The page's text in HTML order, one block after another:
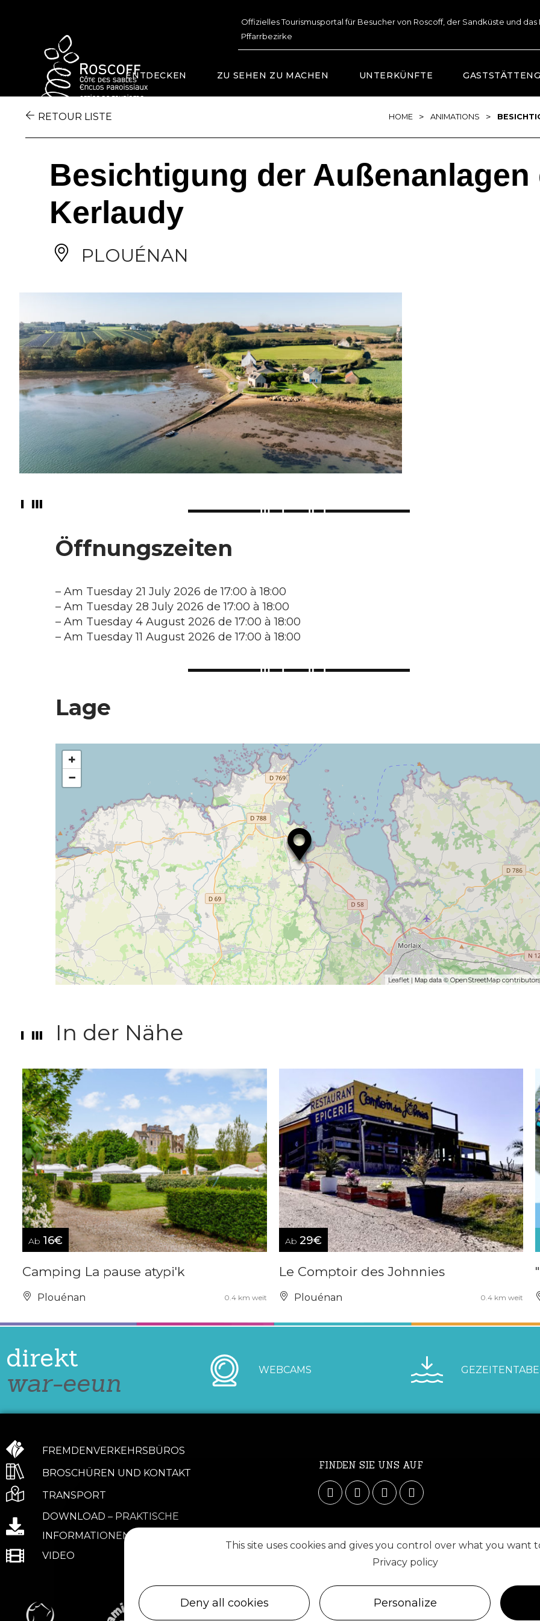
Offizielles Tourismusportal für Besucher von Roscoff, der Sandküste und das
Pffarrbezirke
ENTDECKEN ZU SEHEN ZU MACHEN UNTERKÜNFTE
RETOUR LISTE HOME > ANIMATIONS >
Besichtigung der
Kerlaudy
PLOUÉNAN
Öffnungszeiten
– Am Tuesday 21 July 2026 de 17:00 à 18:00
– Am Tuesday 28 July 2026 de 17:00 à 18:00
– Am Tuesday 4 August 2026 de 17:00 à 18:00
– Am Tuesday 11 August 2026 de 17:00 à 18:00
Lage
+
−
Leaflet | Map data ©OpenStreetMap
In der Nähe
Ab 16€
Camping La pause atypi'k
Plouénan 0.4 km weit
Ab 29€
Le Comptoir des Johnnies
Plouénan 0.4 km weit
direkt
war-eeun WEBCAMS
FREMDENVERKEHRSBÜROS
BROSCHÜREN UND KONTAKT
TRANSPORT
DOWNLOAD – PRAKTISCHE
INFORMATIONEN
VIDEO
FINDEN SIE UNS AUF
This site uses cookies and gives you control over what you want
Privacy policy
Personalize
Deny all cookies